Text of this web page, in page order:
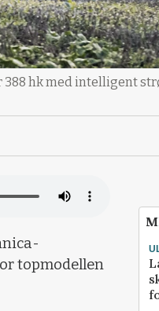
hk med intelligent
topmodellen